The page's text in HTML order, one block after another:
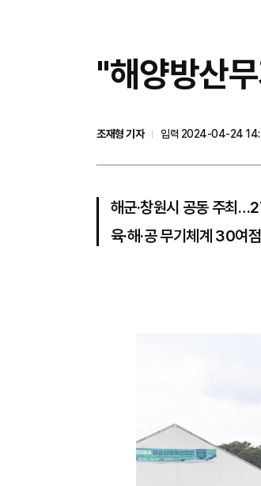
"해양방산
조재형 기자
입력 2024-04-24
해군·창원시 공동 주최
육·해·공 무기체계 30여